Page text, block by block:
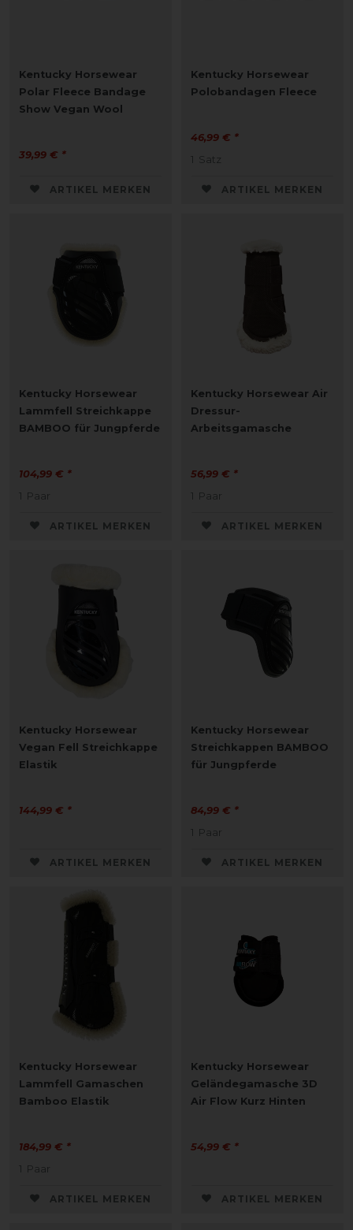
Kentucky Horsewear
Polar Fleece Bandage
Show Vegan Wool
39,99 € *
ARTIKEL MERKEN
Kentucky Horsewear
Polobandagen Fleece
46,99 € *
1 Satz
ARTIKEL MERKEN
Kentucky Horsewear
Lammfell Streichkappe
BAMBOO für Jungpferde
104,99 € *
1 Paar
ARTIKEL MERKEN
Kentucky Horsewear Air
Dressur-
Arbeitsgamasche
56,99 € *
1 Paar
ARTIKEL MERKEN
Kentucky Horsewear
Vegan Fell Streichkappe
Elastik
144,99 € *
ARTIKEL MERKEN
Kentucky Horsewear
Streichkappen BAMBOO
für Jungpferde
84,99 € *
1 Paar
ARTIKEL MERKEN
Kentucky Horsewear
Lammfell Gamaschen
Bamboo Elastik
184,99 € *
1 Paar
ARTIKEL MERKEN
Kentucky Horsewear
Geländegamasche 3D
Air Flow Kurz Hinten
54,99 € *
ARTIKEL MERKEN